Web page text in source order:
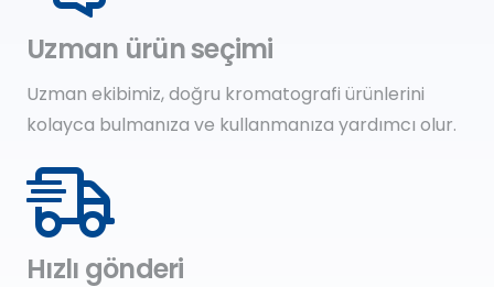
Uzman ürün seçimi
Uzman ekibimiz, doğru kromatografi ürünlerini
kolayca bulmanıza ve kullanmanıza yardımcı olur.
Hızlı gönderi